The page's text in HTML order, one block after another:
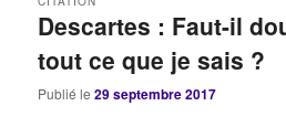
Descartes : Faut-il
tout ce que je sais ?
Publié le29 septembre 2017